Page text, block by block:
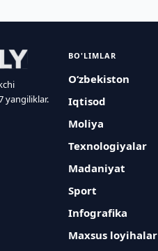
yangiliklar.
BO'LIMLAR
O‘zbekiston
Iqtisod
Moliya
Texnologiyalar
Madaniyat
Sport
Infografika
Maxsus loyihalar